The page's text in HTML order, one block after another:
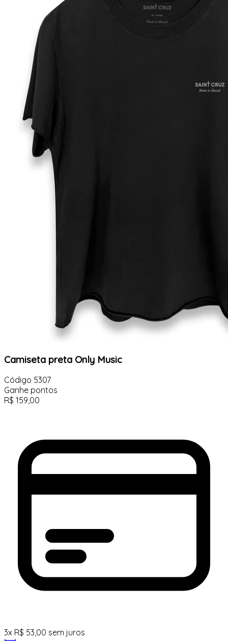
Camiseta preta Only Music
Código 5307
Ganhe pontos
R$ 159,00
3x R$ 53,00 sem juros